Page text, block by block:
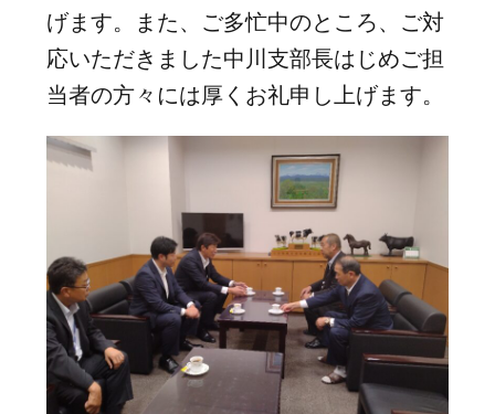
げます。また、ご多忙中のところ、ご対
応いただきました中川支部長はじめご担
当者の方々には厚くお礼申し上げます。